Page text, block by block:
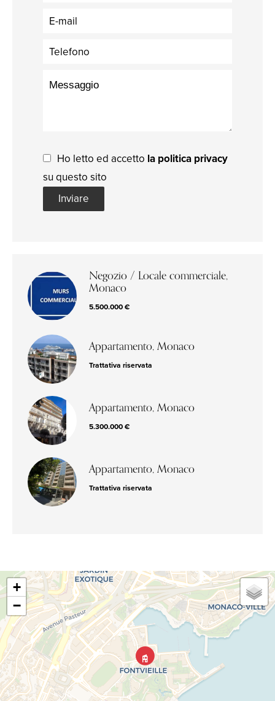
Ho letto ed accetto la politica privacy
su questo sito
Inviare
Negozio / Locale commerciale,
Monaco
5.500.000 €
Appartamento, Monaco
Trattativa riservata
Appartamento, Monaco
5.300.000 €
Appartamento, Monaco
Trattativa riservata
+
−